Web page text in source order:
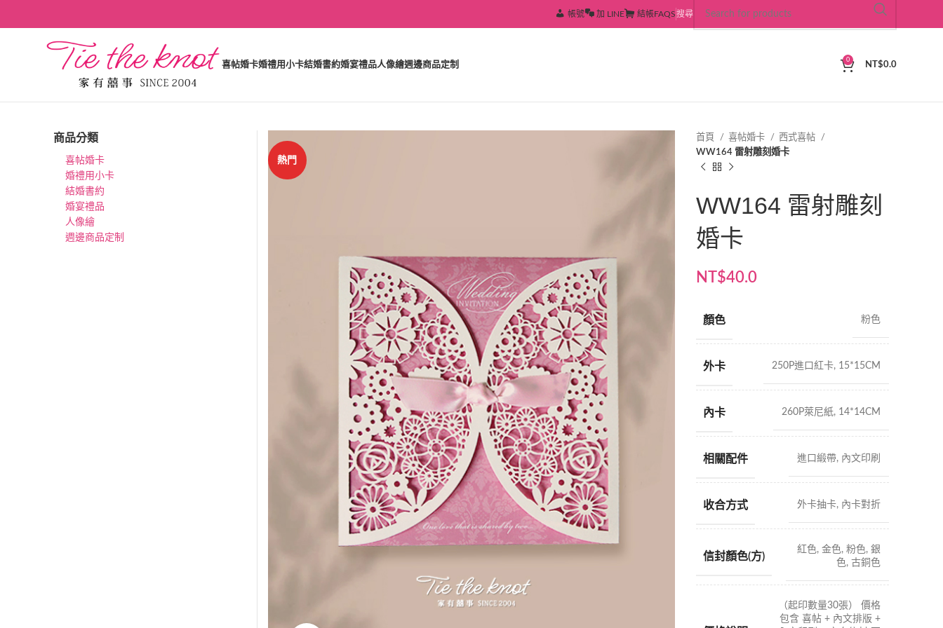
帳號 加 LINE 結帳FAQS搜尋
喜帖婚卡婚禮用小卡結婚書約婚宴禮品人像繪週邊商品定制
0
NT$0.0
熱門
首頁 喜帖婚卡
西式喜帖
WW164 雷射雕刻婚卡
WW164 雷射雕刻
婚卡
NT$40.0
顏色 粉色
外卡 250P進口紅卡, 15*15CM
內卡 260P萊尼紙, 14*14CM
相關配件 進口緞帶, 內文印刷
收合方式 外卡抽卡, 內卡對折
信封顏色(方)
紅色, 金色, 粉色, 銀
色, 古銅色
（起印數量30張） 價格
包含 喜帖 + 內文排版 +
商品分類
喜帖婚卡
婚禮用小卡
結婚書約
婚宴禮品
人像繪
週邊商品定制